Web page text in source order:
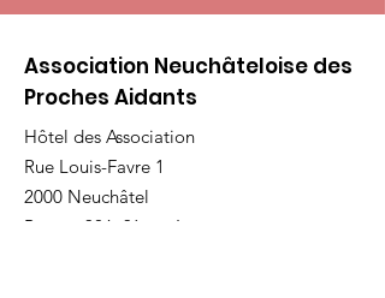
Association Neuchâteloise des
Proches Aidants
Hôtel des Association
Rue Louis-Favre 1
2000 Neuchâtel
Bureau 306, 3ème étage